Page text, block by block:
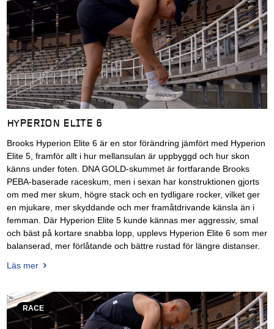
HYPERION ELITE 6
Brooks Hyperion Elite 6 är en stor förändring jämfört med Hyperion
Elite 5, framför allt i hur mellansulan är uppbyggd och hur skon
känns under foten. DNA GOLD-skummet är fortfarande Brooks
PEBA-baserade raceskum, men i sexan har konstruktionen gjorts
om med mer skum, högre stack och en tydligare rocker, vilket ger
en mjukare, mer skyddande och mer framåtdrivande känsla än i
femman. Där Hyperion Elite 5 kunde kännas mer aggressiv, smal
och bäst på kortare snabba lopp, upplevs Hyperion Elite 6 som mer
balanserad, mer förlåtande och bättre rustad för längre distanser.
Läs mer
RACE